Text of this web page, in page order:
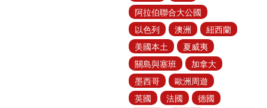
阿拉伯聯合大公國
以色列
澳洲
紐西蘭
美國本土
夏威夷
關島與塞班
加拿大
墨西哥
歐洲周遊
英國
法國
德國